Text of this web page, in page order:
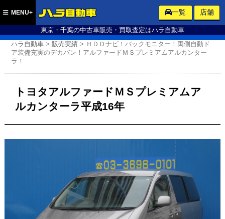
東京・千葉の中古車販売・買取査定はハラ自動車
MENU+ 一覧 店舗
ハラ自動車 >販売実績 > ＨＤＤナビ！バックモニター！両側自動ド
ア装備充実のデカバン！アルファードＭＳプレミアムアルカンター
ラ！
トヨタアルファードＭＳプレミアムア
ルカンターラ平成16年